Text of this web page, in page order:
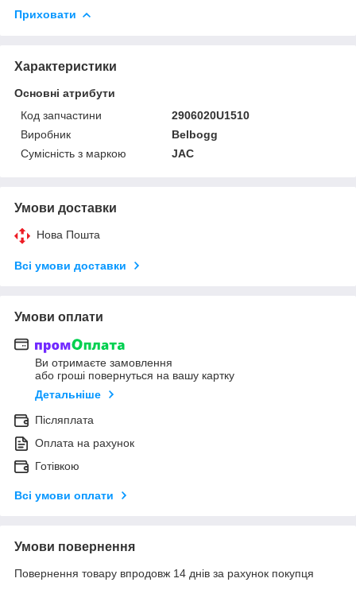
Приховати
Характеристики
Основні атрибути
Код запчастини
2906020U1510
Виробник
Belbogg
Сумісність з маркою
JAC
Умови доставки
Нова Пошта
Всі умови доставки
Умови оплати
Ви отримаєте замовлення
або гроші повернуться на вашу картку
Детальніше
Післяплата
Оплата на рахунок
Готівкою
Всі умови оплати
Умови повернення
Повернення товару впродовж 14 днів за рахунок покупця